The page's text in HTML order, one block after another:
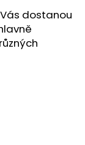
dostanou